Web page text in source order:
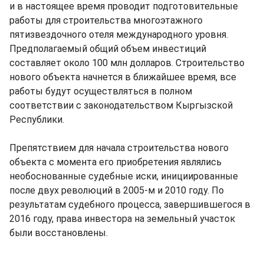
и в настоящее время проводит подготовительные
работы для строительства многоэтажного
пятизвездочного отеля международного уровня.
Предполагаемый общий объем инвестиций
составляет около 100 млн долларов. Строительство
нового объекта начнется в ближайшее время, все
работы будут осуществляться в полном
соответствии с законодательством Кыргызской
Республики.
Препятствием для начала строительства нового
объекта с момента его приобретения являлись
необоснованные судебные иски, инициированные
после двух революций в 2005-м и 2010 году. По
результатам судебного процесса, завершившегося в
2016 году, права инвестора на земельный участок
были восстановлены.